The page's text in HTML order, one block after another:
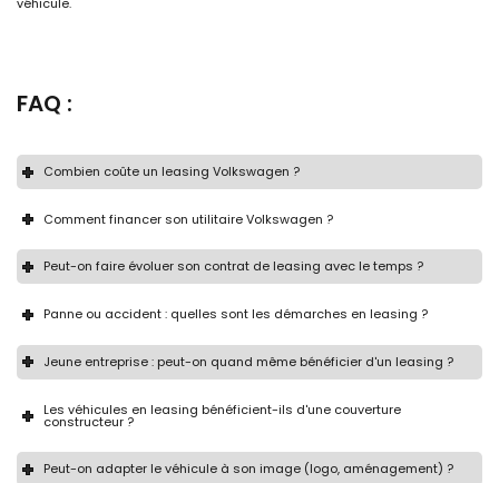
FAQ :
Combien coûte un leasing Volkswagen ?
Comment financer son utilitaire Volkswagen ?
Peut-on faire évoluer son contrat de leasing avec le temps ?
Panne ou accident : quelles sont les démarches en leasing ?
Jeune entreprise : peut-on quand même bénéficier d'un leasing ?
Les véhicules en leasing bénéficient-ils d'une couverture
constructeur ?
Peut-on adapter le véhicule à son image (logo, aménagement) ?